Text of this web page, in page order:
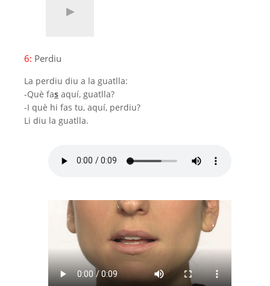
6: Perdiu
La perdiu diu a la guatlla:
-Què fas aquí, guatlla?
-I què hi fas tu, aquí, perdiu?
Li diu la guatlla.